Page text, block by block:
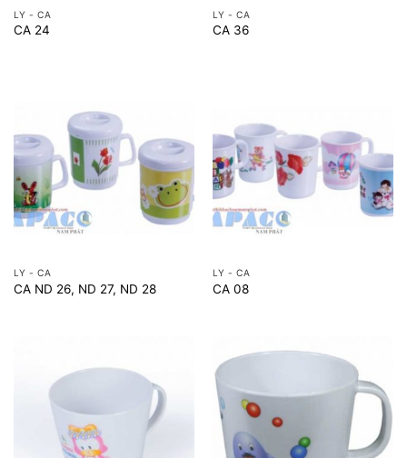
LY - CA
CA 24
LY - CA
CA 36
LY - CA
CA ND 26, ND 27, ND 28
LY - CA
CA 08